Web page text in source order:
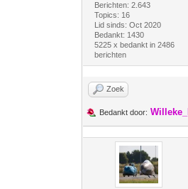
Berichten: 2.643
Topics: 16
Lid sinds: Oct 2020
Bedankt: 1430
5225 x bedankt in 2486
berichten
Zoek
Bedankt door: